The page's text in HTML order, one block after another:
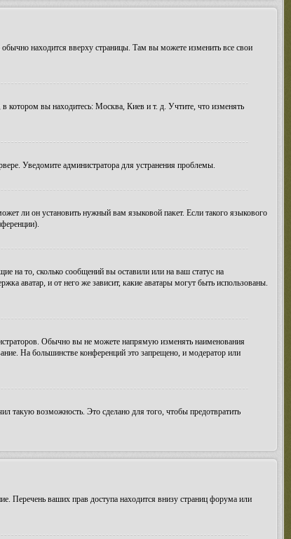
обычно находится вверху страницы. Там вы можете изменить все свои
котором вы находитесь: Москва, Киев и т. д. Учтите, что изменять
Уведомите администратора для устранения проблемы.
ли он установить нужный вам языковой пакет. Если такого языкового
на то, сколько сообщений вы оставили или на ваш статус на
аватар, и от него же зависит, какие аватары могут быть использованы.
Обычно вы не можете напрямую изменять наименования
На большинстве конференций это запрещено, и модератор или
такую возможность. Это сделано для того, чтобы предотвратить
Перечень ваших прав доступа находится внизу страниц форума или